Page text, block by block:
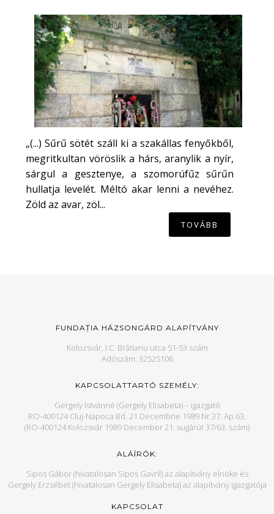
„(...) Sűrű sötét száll ki a szakállas fenyőkből,
megritkultan vöröslik a hárs, aranylik a nyír,
sárgul a gesztenye, a szomorúfűz sűrűn
hullatja levelét. Méltó akar lenni a nevéhez.
Zöld az avar, zöl...
TOVÁBB
FUNDAȚIA HÁZSONGÁRD ALAPÍTVÁNY
Kolozsvár, I.C. Brătianu utca 51-53 szám
Adószám: 32525106
KAPCSOLATTARTÓ SZEMÉLY:
Gergely Istvánné (Gergely Elisabeta) – igazgató
RO-400124 Cluj-Napoca Bd. 21 Decembrie 1989 Nr.37. Ap.63.
(RO-400124 Kolozsvár 1989 December 21. sugárút 37/63. szám)
ALÁÍRÓK:
Sipos Gábor (hivatalosan Sipos Gavril) az alapítvány elnöke és
Gergely Erzsébet (hivatalosan Gergely Elisabeta) az alapítvány igazgatója
KAPCSOLAT